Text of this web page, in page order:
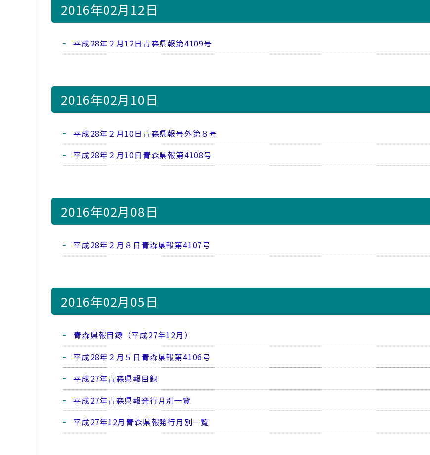
2016年02月12日
平成28年２月12日青森県報第4109号
2016年02月10日
平成28年２月10日青森県報号外第８号
平成28年２月10日青森県報第4108号
2016年02月08日
平成28年２月８日青森県報第4107号
2016年02月05日
青森県報目録（平成27年12月）
平成28年２月５日青森県報第4106号
平成27年青森県報目録
平成27年青森県報発行月別一覧
平成27年12月青森県報発行月別一覧